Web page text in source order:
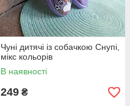
Чуні дитячі із собачкою Снупі,
мікс кольорів
В наявності
249 ₴